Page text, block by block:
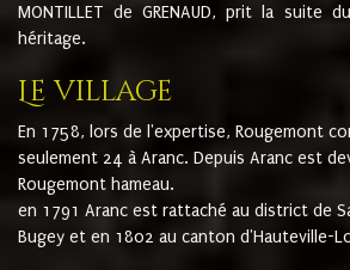
MONTILLET de GRENAUD, prit la suite
héritage.
Le village
En 1758, lors de l'expertise, Rougemont
seulement 24 à Aranc. Depuis Aranc est
Rougemont hameau.
en 1791 Aranc est rattaché au district de
Bugey et en 1802 au canton d'Hauteville-